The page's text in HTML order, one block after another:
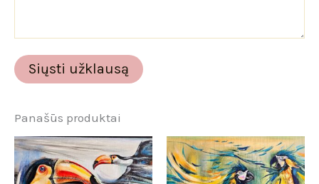
Panašūs produktai